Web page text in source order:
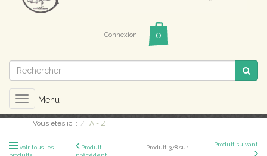
Connexion
Toggle
navigation
Menu
Vous êtes ici : A - Z
voir tous les
Produit
Produit 378 sur Produit suivant